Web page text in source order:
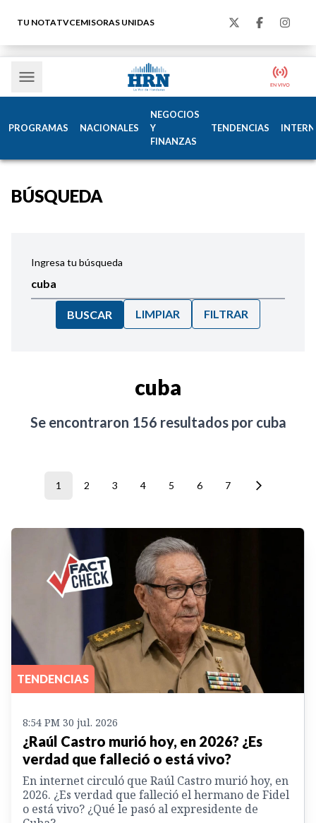
TU NOTATVCEMISORAS UNIDAS
PROGRAMAS NACIONALES
NEGOCIOS
Y
FINANZAS
TENDENCIAS
BÚSQUEDA
Ingresa tu búsqueda
BUSCAR LIMPIAR FILTRAR
cuba
Se encontraron 156 resultados por cuba
1 2 3 4 5 6 7
TENDENCIAS
8:54 PM 30 jul. 2026
¿Raúl Castro murió hoy, en 2026? ¿Es
verdad que falleció o está vivo?
En internet circuló que Raúl Castro murió hoy, en
2026. ¿Es verdad que falleció el hermano de Fidel
o está vivo? ¿Qué le pasó al expresidente de